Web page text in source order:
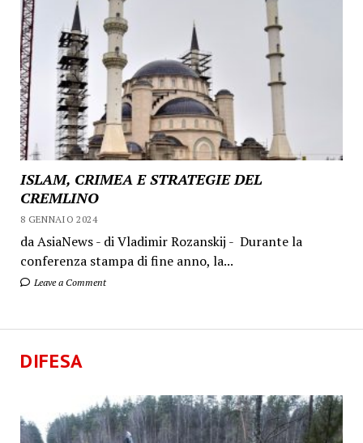
ISLAM, CRIMEA E STRATEGIE DEL
CREMLINO
8 GENNAIO 2024
da AsiaNews - di Vladimir Rozanskij - Durante la
conferenza stampa di fine anno, la...
Leave a Comment
DIFESA